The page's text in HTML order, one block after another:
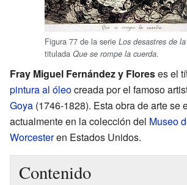
Figura 77 de la serie Los desastres de
titulada Que se rompe la cuerda.
Fray Miguel Fernández y Floreses el
pintura al óleocreada por el famoso
Goya (1746-1828). Esta obra de arte se
actualmente en la colección del Museo
Worcesteren Estados Unidos.
Contenido